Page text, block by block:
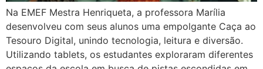
Na EMEF Mestra Henriqueta, a professora Marília
desenvolveu com seus alunos uma empolgante Caça ao
Tesouro Digital, unindo tecnologia, leitura e diversão.
Utilizando tablets, os estudantes exploraram diferentes